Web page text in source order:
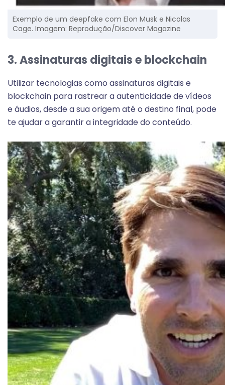
Exemplo de um deepfake com Elon Musk e Nicolas
Cage. Imagem: Reprodução/Discover Magazine
3. Assinaturas digitais e blockchain
Utilizar tecnologias como assinaturas digitais e
blockchain para rastrear a autenticidade de vídeos
e áudios, desde a sua origem até o destino final, pode
te ajudar a garantir a integridade do conteúdo.